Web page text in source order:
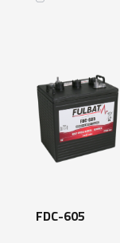
FDC-605